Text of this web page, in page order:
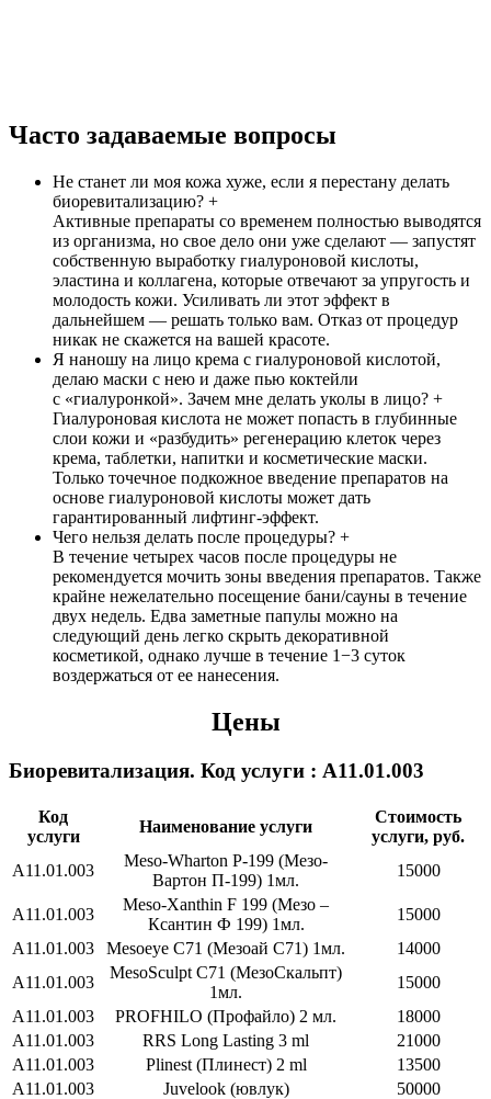
Часто задаваемые вопросы
Не станет ли моя кожа хуже, если я перестану делать
биоревитализацию? +
Активные препараты со временем полностью выводятся
из организма, но свое дело они уже сделают — запустят
собственную выработку гиалуроновой кислоты,
эластина и коллагена, которые отвечают за упругость и
молодость кожи. Усиливать ли этот эффект в
дальнейшем — решать только вам. Отказ от процедур
никак не скажется на вашей красоте.
Я наношу на лицо крема с гиалуроновой кислотой,
делаю маски с нею и даже пью коктейли
с «гиалуронкой». Зачем мне делать уколы в лицо? +
Гиалуроновая кислота не может попасть в глубинные
слои кожи и «разбудить» регенерацию клеток через
крема, таблетки, напитки и косметические маски.
Только точечное подкожное введение препаратов на
основе гиалуроновой кислоты может дать
гарантированный лифтинг-эффект.
Чего нельзя делать после процедуры? +
В течение четырех часов после процедуры не
рекомендуется мочить зоны введения препаратов. Также
крайне нежелательно посещение бани/сауны в течение
двух недель. Едва заметные папулы можно на
следующий день легко скрыть декоративной
косметикой, однако лучше в течение 1−3 суток
воздержаться от ее нанесения.
Цены
Биоревитализация. Код услуги : А11.01.003
Код
услуги
Наименование услуги
Стоимость
услуги, руб.
А11.01.003
Meso-Wharton P-199 (Мезо-
Вартон П-199) 1мл.
15000
А11.01.003
Meso-Xanthin F 199 (Мезо –
Ксантин Ф 199) 1мл.
15000
А11.01.003
Mesoeye C71 (Мезоай С71) 1мл.
14000
А11.01.003
MesoSculpt C71 (МезоСкальпт)
1мл.
15000
А11.01.003
PROFHILO (Профайло) 2 мл.
18000
А11.01.003
RRS Long Lasting 3 ml
21000
А11.01.003
Plinest (Плинест) 2 ml
13500
А11.01.003
Juvelook (ювлук)
50000